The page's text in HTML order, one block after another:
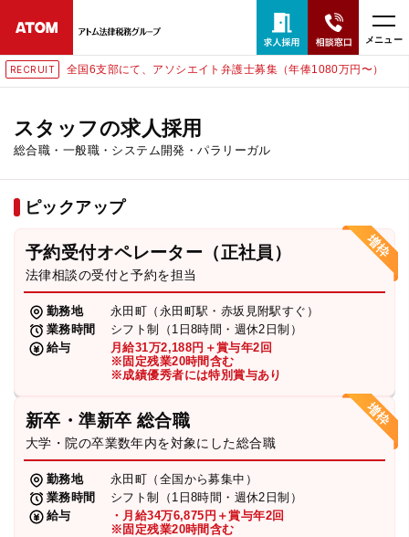
メニュー
支部にて、アソシエイト弁護士募集（年俸1080万円〜） RECRUIT
スタッフの求人採用
総合職・一般職・システム開発・パラリーガル
ピックアップ
予約受付オペレーター（正社員）
法律相談の受付と予約を担当
勤務地
永田町（永田町駅・赤坂見附駅すぐ）
業務時間
シフト制（1日8時間・週休2日制）
給与
月給31万2,188円＋賞与年2回
※固定残業20時間含む
※成績優秀者には特別賞与あり
新卒・準新卒 総合職
大学・院の卒業数年内を対象にした総合職
勤務地
永田町（全国から募集中）
業務時間
シフト制（1日8時間・週休2日制）
給与
・月給34万6,875円＋賞与年2回
※固定残業20時間含む
24時間365日全国対応
無料相談窓口はこちら
ホーム
取扱分野
解決実績
弁護士・税理士
費用